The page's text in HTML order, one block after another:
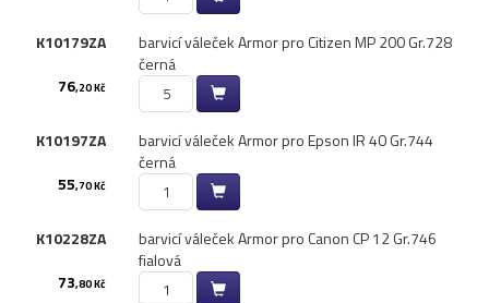
K10179ZA
barvicí váleček Armor pro Citizen MP 200 Gr.​728
černá
76,20 Kč
K10197ZA
barvicí váleček Armor pro Epson IR 40 Gr.​744
černá
55,70 Kč
K10228ZA
barvicí váleček Armor pro Canon CP 12 Gr.​746
fialová
73,80 Kč